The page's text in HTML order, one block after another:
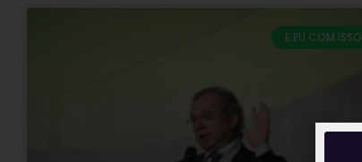
E EU COM ISSO